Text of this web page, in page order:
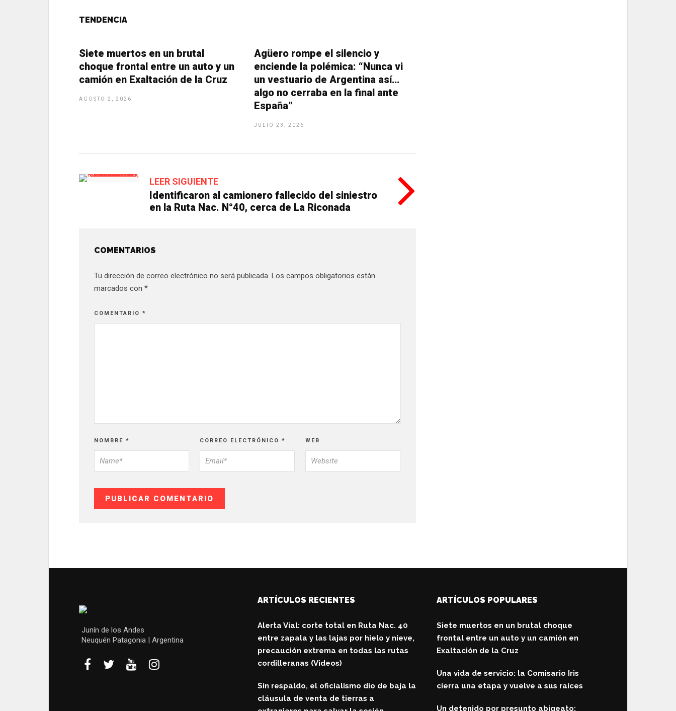
b
o
k
n
er p
p
m
TENDENCIA
Siete muertos en un brutal
choque frontal entre un auto y un
camión en Exaltación de la Cruz
AGOSTO 2, 2026
Agüero rompe el silencio y
enciende la polémica: “Nunca vi
un vestuario de Argentina así…
algo no cerraba en la final ante
España”
JULIO 23, 2026
LEER SIGUIENTE
Identificaron al camionero fallecido del siniestro
en la Ruta Nac. N°40, cerca de La Riconada
COMENTARIOS
Tu dirección de correo electrónico no será publicada. Los campos obligatorios están
marcados con *
COMENTARIO *
NOMBRE * CORREO ELECTRÓNICO* WEB
Junín de los Andes
Neuquén Patagonia | Argentina
ARTÍCULOS RECIENTES
Alerta Vial: corte total en Ruta Nac. 40
entre zapala y las lajas por hielo y nieve,
precaución extrema en todas las rutas
cordilleranas (Videos)
Sin respaldo, el oficialismo dio de baja la
cláusula de venta de tierras a
ARTÍCULOS POPULARES
Siete muertos en un brutal choque
frontal entre un auto y un camión en
Exaltación de la Cruz
Una vida de servicio: la Comisario Iris
cierra una etapa y vuelve a sus raíces
Un detenido por presunto abigeato: